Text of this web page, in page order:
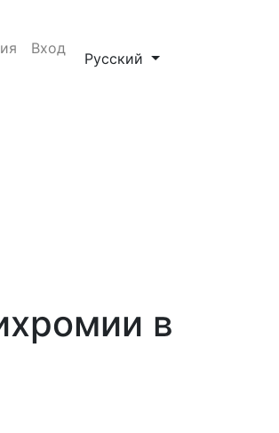
Вход
Сменить язык. Текущий
Русский
в